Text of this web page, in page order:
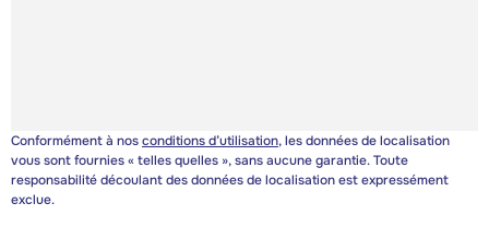
Conformément à nosconditions d’utilisation, les données de localisation
vous sont fournies « telles quelles », sans aucune garantie. Toute
responsabilité découlant des données de localisation est expressément
exclue.